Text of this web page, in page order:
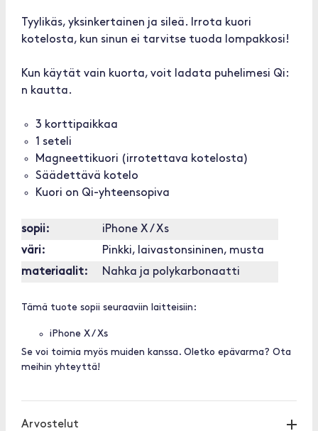
Tyylikäs, yksinkertainen ja sileä. Irrota kuori
kotelosta, kun sinun ei tarvitse tuoda lompakkosi!
Kun käytät vain kuorta, voit ladata puhelimesi Qi:
n kautta.
3 korttipaikkaa
1 seteli
Magneettikuori (irrotettava kotelosta)
Säädettävä kotelo
Kuori on Qi-yhteensopiva
sopii:
iPhone X / Xs
väri:
Pinkki, laivastonsininen, musta
materiaalit:
Nahka ja polykarbonaatti
Tämä tuote sopii seuraaviin laitteisiin:
iPhone X / Xs
Se voi toimia myös muiden kanssa. Oletko epävarma? Ota
meihin yhteyttä!
Arvostelut